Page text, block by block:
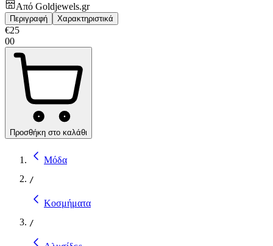
Από Goldjewels.gr
Περιγραφή Χαρακτηριστικά
€25
00
Προσθήκη στο καλάθι
Μόδα
/
Κοσμήματα
/